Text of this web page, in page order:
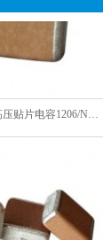
JOHANOSN高压贴片电容1206/NPO/1000V/220PF/J档封装